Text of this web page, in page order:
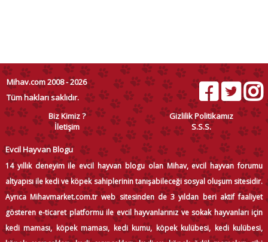
Mihav.com 2008 - 2026
Tüm hakları saklıdır.
Biz Kimiz ?
Gizlilik Politikamız
İletişim
S.S.S.
Evcil Hayvan Blogu
14 yıllık deneyim ile evcil hayvan blogu olan Mihav, evcil hayvan forumu
altyapısı ile kedi ve köpek sahiplerinin tanışabileceği sosyal oluşum sitesidir.
Ayrıca Mihavmarket.com.tr web sitesinden de 3 yıldan beri aktif faaliyet
gösteren e-ticaret platformu ile evcil hayvanlarınız ve sokak hayvanları için
kedi maması, köpek maması, kedi kumu, köpek kulübesi, kedi kulübesi,